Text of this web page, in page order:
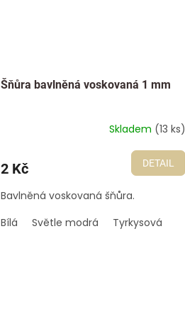
Šňůra bavlněná voskovaná 1 mm
Skladem (13 ks)
2 Kč DETAIL
Bavlněná voskovaná šňůra.
Bílá
Světle modrá Tyrkysová